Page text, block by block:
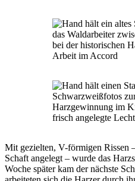
Arbeit im Accord
frisch angelegte
Mit gezielten, V-förmigen Rissen
Schaft angelegt – wurde das
Woche später kam der nächste